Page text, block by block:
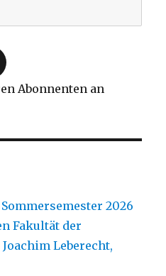
Abonnenten an
2026
Fakultät der
Leberecht,